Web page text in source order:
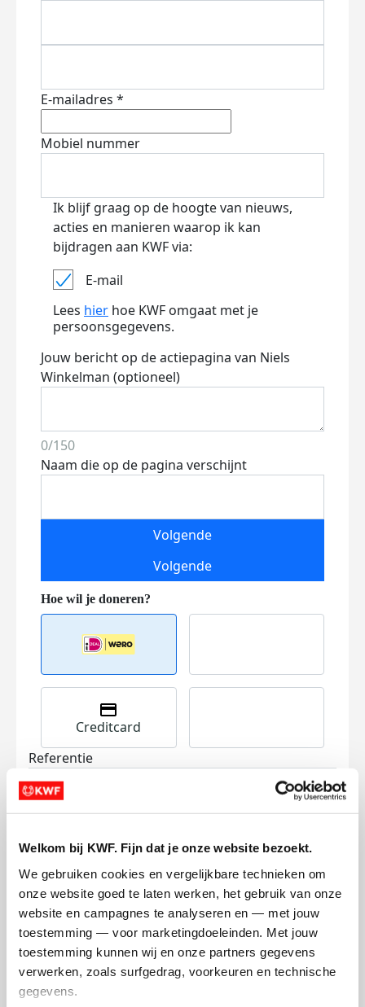
Welkom bij KWF. Fijn dat je onze website bezoekt.
We gebruiken cookies en vergelijkbare technieken om
onze website goed te laten werken, het gebruik van onze
website en campagnes te analyseren en — met jouw
toestemming — voor marketingdoeleinden. Met jouw
toestemming kunnen wij en onze partners gegevens
verwerken, zoals surfgedrag, voorkeuren en technische
gegevens.
E-mailadres *
Mobiel nummer
Ik blijf graag op de hoogte van nieuws,
acties en manieren waarop ik kan
bijdragen aan KWF via:
E-mail
Lees hier hoe KWF omgaat met je
persoonsgegevens.
Jouw bericht op de actiepagina van Niels
Winkelman (optioneel)
0/150
Naam die op de pagina verschijnt
Volgende
Volgende
Creditcard
Referentie
Ik wil bijdragen aan de transactiekosten
en betaal €0.75 extra.
Doneer nu